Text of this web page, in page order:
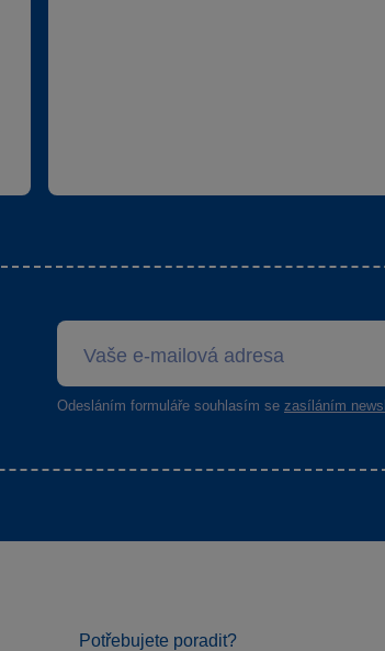
Odesláním formuláře souhlasím se zasíláním
Potřebujete poradit?